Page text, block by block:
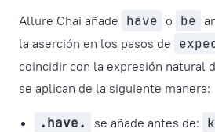
Allure Chai añade have o be
la aserción en los pasos de
coincidir con la expresión natural
se aplican de la siguiente manera:
.have. se añade antes de: